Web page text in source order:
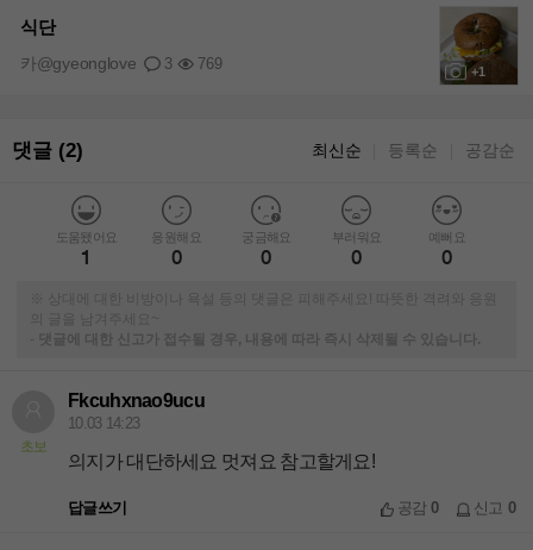
+1
식단
3 769
카@gyeonglove
댓글 (2) 최신순 등록순 공감순
도움됐어요
1
응원해요
0
궁금해요
0
부러워요
0
예뻐요
0
※ 상대에 대한 비방이나 욕설 등의 댓글은 피해주세요! 따뜻한 격려와 응원
의 글을 남겨주세요~
-
댓글에 대한 신고가 접수될 경우, 내용에 따라 즉시 삭제될 수 있습니다.
초보
Fkcuhxnao9ucu
10.03 14:23
의지가 대단하세요 멋져요 참고할게요!
답글쓰기 공감0 신고 0